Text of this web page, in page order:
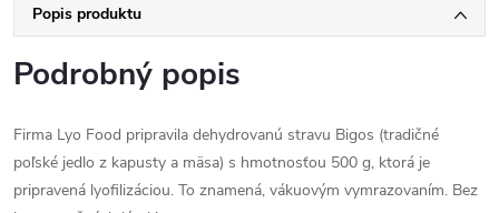
Popis produktu
Podrobný popis
Firma Lyo Food pripravila dehydrovanú stravu Bigos (tradičné
poľské jedlo z kapusty a mäsa) s hmotnosťou 500 g, ktorá je
pripravená lyofilizáciou. To znamená, vákuovým vymrazovaním. Bez